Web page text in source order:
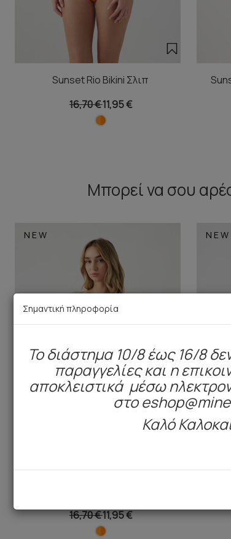
Sunset Rio Bikini Σλιπ
16,70 €11,95 €
Μπορεί να σου
NEW
16,70 €11,95 €
NEW
Σημαντική πληροφορία
To διάστημα 10/8 έως 16/8
παραγγελίες και η
αποκλειστικά μέσω
στο
Καλό